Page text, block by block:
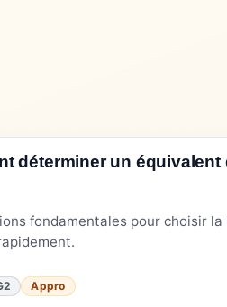
déterminer un équivalent
fondamentales pour choisir la
Appro